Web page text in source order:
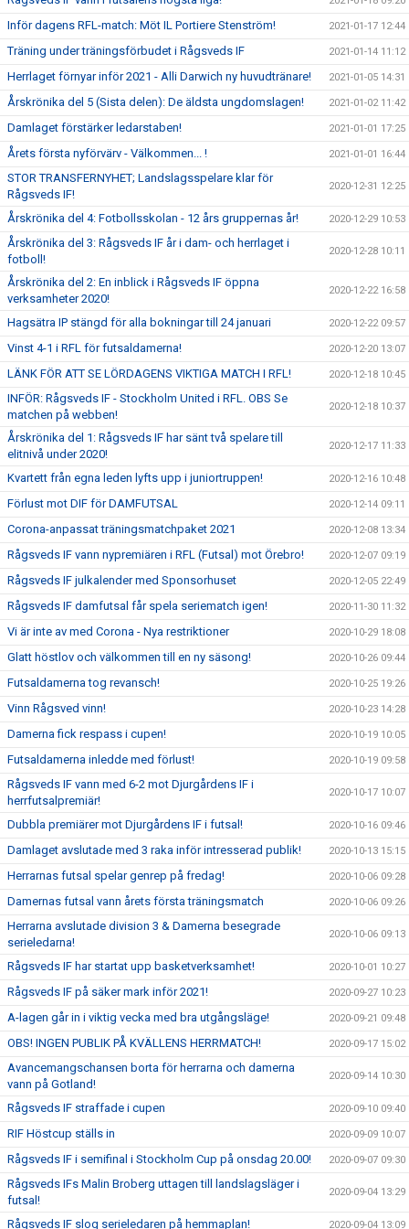
Inför dagens RFL-match: Möt IL Portiere Stenström! 2021-01-17 12:44
Träning under träningsförbudet i Rågsveds IF 2021-01-14 11:12
Herrlaget förnyar inför 2021 - Alli Darwich ny huvudtränare! 2021-01-05 14:31
Årskrönika del 5 (Sista delen): De äldsta ungdomslagen! 2021-01-02 11:42
Damlaget förstärker ledarstaben! 2021-01-01 17:25
Årets första nyförvärv - Välkommen... ! 2021-01-01 16:44
STOR TRANSFERNYHET; Landslagsspelare klar för
Rågsveds IF!
2020-12-31 12:25
Årskrönika del 4: Fotbollsskolan - 12 års gruppernas år! 2020-12-29 10:53
Årskrönika del 3: Rågsveds IF år i dam- och herrlaget i
fotboll!
2020-12-28 10:11
Årskrönika del 2: En inblick i Rågsveds IF öppna
verksamheter 2020!
2020-12-22 16:58
Hagsätra IP stängd för alla bokningar till 24 januari 2020-12-22 09:57
Vinst 4-1 i RFL för futsaldamerna! 2020-12-20 13:07
LÄNK FÖR ATT SE LÖRDAGENS VIKTIGA MATCH I RFL! 2020-12-18 10:45
INFÖR: Rågsveds IF - Stockholm United i RFL. OBS Se
matchen på webben!
2020-12-18 10:37
Årskrönika del 1: Rågsveds IF har sänt två spelare till
elitnivå under 2020!
2020-12-17 11:33
Kvartett från egna leden lyfts upp i juniortruppen! 2020-12-16 10:48
Förlust mot DIF för DAMFUTSAL 2020-12-14 09:11
Corona-anpassat träningsmatchpaket 2021 2020-12-08 13:34
Rågsveds IF vann nypremiären i RFL (Futsal) mot Örebro! 2020-12-07 09:19
Rågsveds IF julkalender med Sponsorhuset 2020-12-05 22:49
Rågsveds IF damfutsal får spela seriematch igen! 2020-11-30 11:32
Vi är inte av med Corona - Nya restriktioner 2020-10-29 18:08
Glatt höstlov och välkommen till en ny säsong! 2020-10-26 09:44
Futsaldamerna tog revansch! 2020-10-25 19:26
Vinn Rågsved vinn! 2020-10-23 14:28
Damerna fick respass i cupen! 2020-10-19 10:05
Futsaldamerna inledde med förlust! 2020-10-19 09:58
Rågsveds IF vann med 6-2 mot Djurgårdens IF i
herrfutsalpremiär!
2020-10-17 10:07
Dubbla premiärer mot Djurgårdens IF i futsal! 2020-10-16 09:46
Damlaget avslutade med 3 raka inför intresserad publik! 2020-10-13 15:15
Herrarnas futsal spelar genrep på fredag! 2020-10-06 09:28
Damernas futsal vann årets första träningsmatch 2020-10-06 09:26
Herrarna avslutade division 3 & Damerna besegrade
serieledarna!
2020-10-06 09:13
Rågsveds IF har startat upp basketverksamhet! 2020-10-01 10:27
Rågsveds IF på säker mark inför 2021! 2020-09-27 10:23
A-lagen går in i viktig vecka med bra utgångsläge! 2020-09-21 09:48
OBS! INGEN PUBLIK PÅ KVÄLLENS HERRMATCH! 2020-09-17 15:02
Avancemangschansen borta för herrarna och damerna
vann på Gotland!
2020-09-14 10:30
Rågsveds IF straffade i cupen 2020-09-10 09:40
RIF Höstcup ställs in 2020-09-09 10:07
Rågsveds IF i semifinal i Stockholm Cup på onsdag 20.00! 2020-09-07 09:30
Rågsveds IFs Malin Broberg uttagen till landslagsläger i
futsal!
2020-09-04 13:29
Rågsveds IF slog serieledaren på hemmaplan! 2020-09-04 13:09